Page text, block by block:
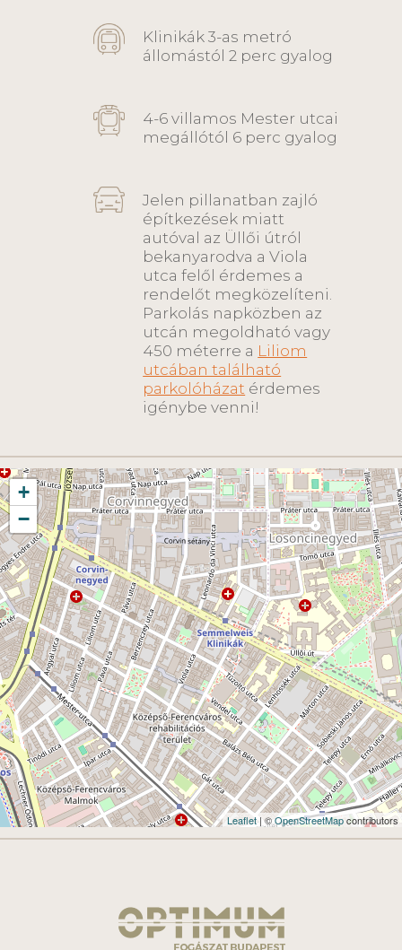
Klinikák 3-as metró
állomástól 2 perc gyalog
4-6 villamos Mester utcai
megállótól 6 perc gyalog
Jelen pillanatban zajló
építkezések miatt
autóval az Üllői útról
bekanyarodva a Viola
utca felől érdemes a
rendelőt megközelíteni.
Parkolás napközben az
utcán megoldható vagy
450 méterre a Liliom
utcában található
parkolóházat érdemes
igénybe venni!
+
−
Leaflet| ©OpenStreetMapcontributors